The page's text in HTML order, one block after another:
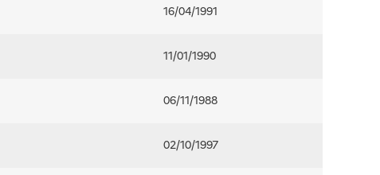
16/04/1991
11/01/1990
06/11/1988
02/10/1997